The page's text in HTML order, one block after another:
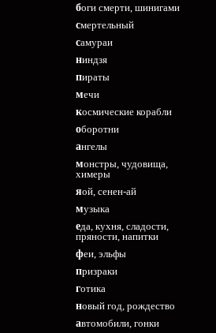
боги смерти, шинигами
смертельный
самураи
ниндзя
пираты
мечи
космические корабли
оборотни
ангелы
монстры, чудовища,
химеры
яой, сенен-ай
музыка
еда, кухня, сладости,
пряности, напитки
феи, эльфы
призраки
готика
новый год, рождество
автомобили, гонки